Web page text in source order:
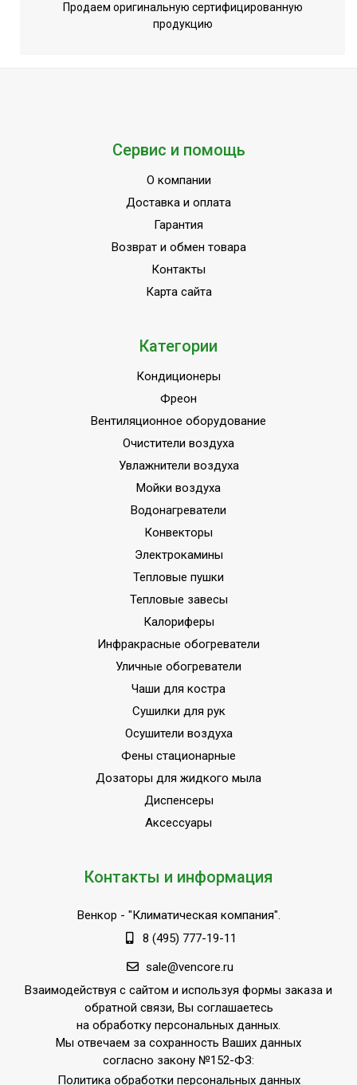
Продаем оригинальную сертифицированную
продукцию
Сервис и помощь
О компании
Доставка и оплата
Гарантия
Возврат и обмен товара
Контакты
Карта сайта
Категории
Кондиционеры
Фреон
Вентиляционное оборудование
Очистители воздуха
Увлажнители воздуха
Мойки воздуха
Водонагреватели
Конвекторы
Электрокамины
Тепловые пушки
Тепловые завесы
Калориферы
Инфракрасные обогреватели
Уличные обогреватели
Чаши для костра
Сушилки для рук
Осушители воздуха
Фены стационарные
Дозаторы для жидкого мыла
Диспенсеры
Аксессуары
Контакты и информация
Венкор - "Климатическая компания".
8 (495) 777-19-11
sale@vencore.ru
Взаимодействуя с сайтом и используя формы заказа и
обратной связи, Вы соглашаетесь
на обработку персональных данных.
Мы отвечаем за сохранность Ваших данных
согласно закону №152-ФЗ:
Политика обработки персональных данных